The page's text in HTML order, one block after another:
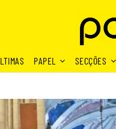
PAPEL SECÇÕES